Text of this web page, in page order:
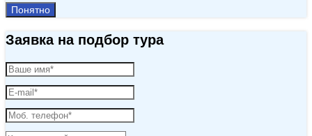
Понятно
Заявка на подбор тура